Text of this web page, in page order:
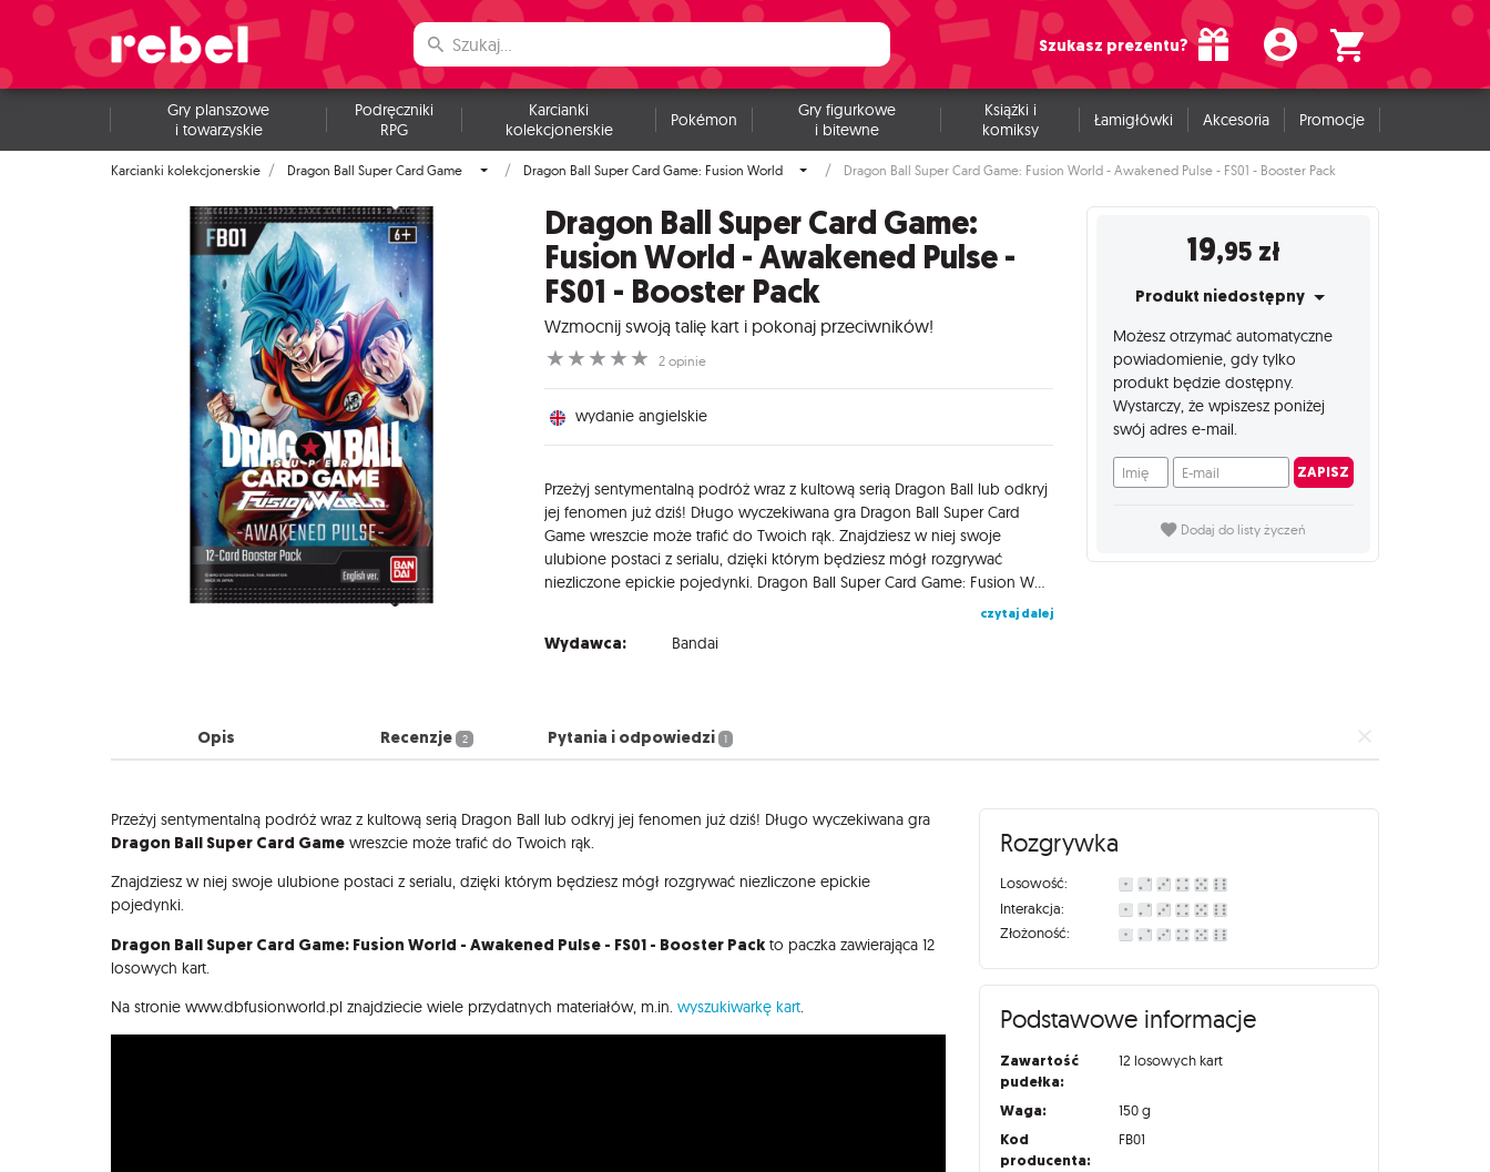
Szukasz prezentu?
Gry planszowe
i towarzyskie
Podręczniki
RPG
Karcianki
kolekcjonerskie
Pokémon
Gry figurkowe
i bitewne
Książki i
komiksy
Łamigłówki Akcesoria Promocje
Karcianki kolekcjonerskie Dragon Ball Super Card Game Dragon Ball Super Card Game: Fusion World Dragon Ball Super Card Game: Fusion World - Awakened Pulse - FS01 - Booster Pack
Dragon Ball Super Card Game:
Fusion World - Awakened Pulse -
FS01 - Booster Pack
Wzmocnij swoją talię kart i pokonaj przeciwników!
☆
☆
☆
☆
☆ 2 opinie
wydanie angielskie
Przeżyj sentymentalną podróż wraz z kultową serią Dragon Ball lub odkryj
jej fenomen już dziś! Długo wyczekiwana gra Dragon Ball Super Card
Game wreszcie może trafić do Twoich rąk. Znajdziesz w niej swoje
ulubione postaci z serialu, dzięki którym będziesz mógł rozgrywać
czytaj dalej
Wydawca: Bandai
19,95 zł
Produkt niedostępny
Możesz otrzymać automatyczne
powiadomienie, gdy tylko
produkt będzie dostępny.
Wystarczy, że wpiszesz poniżej
swój adres e-mail.
Imię E-mail ZAPISZ
Dodaj do listy życzeń
Opis Recenzje 2 Pytania i odpowiedzi 1
Opis
Przeżyj sentymentalną podróż wraz z kultową serią Dragon Ball lub odkryj jej fenomen już dziś! Długo wyczekiwana gra
Dragon Ball Super Card Game wreszcie może trafić do Twoich rąk.
Znajdziesz w niej swoje ulubione postaci z serialu, dzięki którym będziesz mógł rozgrywać niezliczone epickie
pojedynki.
Dragon Ball Super Card Game: Fusion World - Awakened Pulse - FS01 - Booster Pack to paczka zawierająca 12
losowych kart.
Na stronie www.dbfusionworld.pl znajdziecie wiele przydatnych materiałów, m.in. wyszukiwarkę kart.
Rozgrywka
Losowość:
Interakcja:
Złożoność:
Podstawowe informacje
Zawartość
pudełka:
12 losowych kart
Waga: 150 g
Kod
producenta:
FB01